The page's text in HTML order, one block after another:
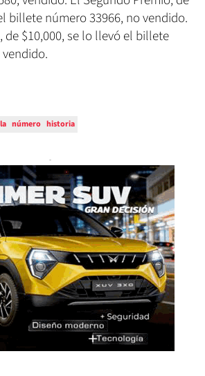
billete número 33966, no vendido.
de $10,000, se lo llevó el billete
la número historia